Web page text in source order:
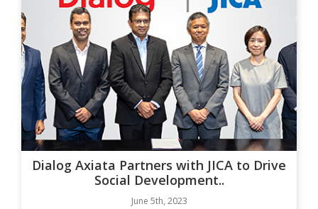
Dialog Axiata Partners with JICA to Drive
Social Development..
June 5th, 2023